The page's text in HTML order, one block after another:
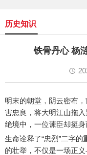
历史知识
铁骨丹心 杨
明末的朝堂，阴云密布，
害忠良，将大明江山拖
绝境中，一位谏臣却挺
生命诠释了“忠烈”二字
的壮举，不仅是一场正